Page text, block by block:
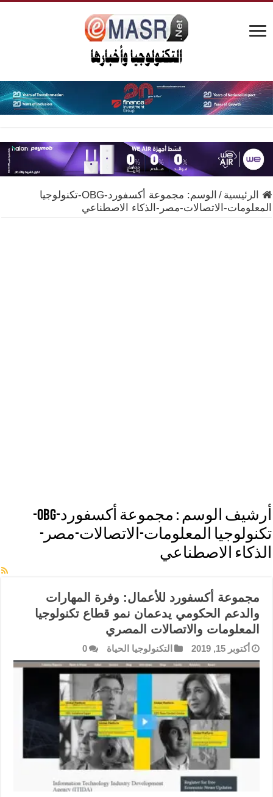
الرئيسية / الوسم:
مجموعة أكسفورد-OBG-تكنولوجيا
المعلومات-الاتصالات-مصر-الذكاء الاصطناعي
أرشيف الوسم :
مجموعة أكسفورد-OBG-
تكنولوجيا المعلومات-الاتصالات-مصر-
الذكاء الاصطناعي
مجموعة أكسفورد للأعمال: وفرة المهارات
والدعم الحكومي يدعمان نمو قطاع تكنولوجيا
المعلومات والاتصالات المصري
أكتوبر 15, 2019 التكنولوجيا الحياة 0